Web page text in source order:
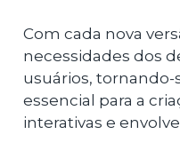
Com cada nova
necessidades dos
usuários,
essencial para a
interativas e